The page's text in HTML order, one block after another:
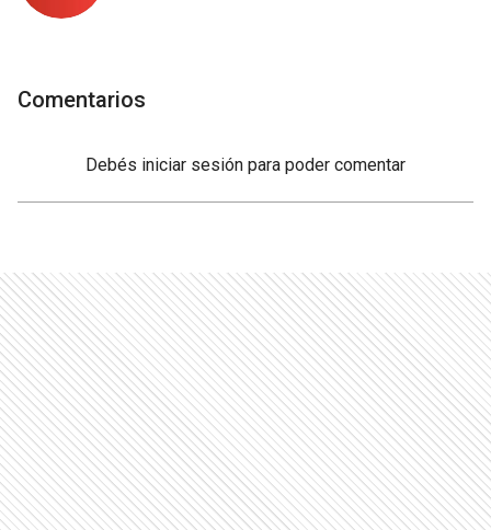
Comentarios
Debés iniciar sesión para poder comentar